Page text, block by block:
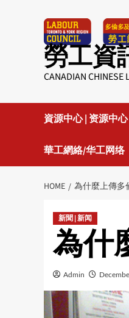
勞工資
CANADIAN CHINESE
資源中心 | 资源中心
華工網絡/华工网络
HOME 為什麼上傳多
新聞 | 新闻
為什
Admin